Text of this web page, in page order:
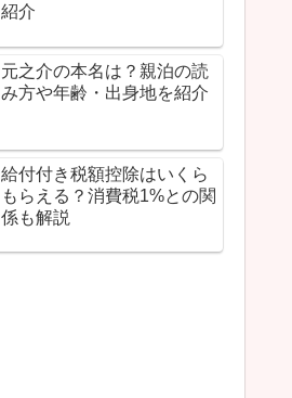
紹介
元之介の本名は？親泊の読
み方や年齢・出身地を紹介
給付付き税額控除はいくら
もらえる？消費税1%との関
係も解説